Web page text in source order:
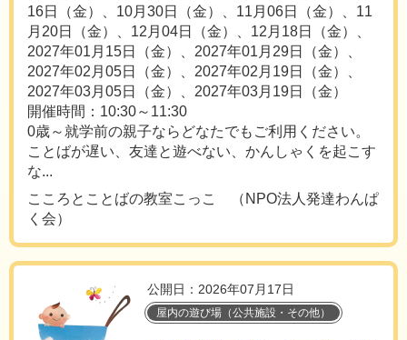
16日（金）、10月30日（金）、11月06日（金）、11
月20日（金）、12月04日（金）、12月18日（金）、
2027年01月15日（金）、2027年01月29日（金）、
2027年02月05日（金）、2027年02月19日（金）、
2027年03月05日（金）、2027年03月19日（金）
開催時間：10:30～11:30
0歳～就学前の親子ならどなたでもご利用ください。
ことばが遅い、友達と遊べない、かんしゃくを起こす
な...
こころとことばの教室こっこ （NPO法人発達わんぱ
く会）
公開日：2026年07月17日
屋内の遊び場（公共施設・その他）